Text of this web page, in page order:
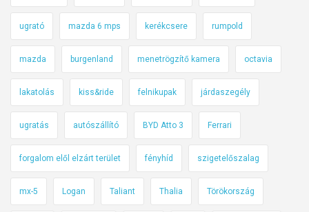
ugrató mazda 6 mps kerékcsere rumpold
mazda burgenland menetrögzítő kamera octavia
lakatolás kiss&ride felnikupak járdaszegély
ugratás autószállító BYD Atto 3 Ferrari
forgalom elől elzárt terület fényhíd szigetelőszalag
mx-5 Logan Taliant Thalia Törökország